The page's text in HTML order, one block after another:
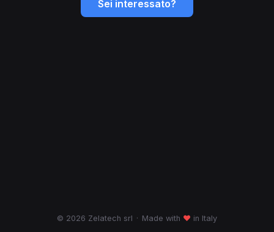
Sei interessato?
© 2026 Zelatech srl · Made with ♥ in Italy